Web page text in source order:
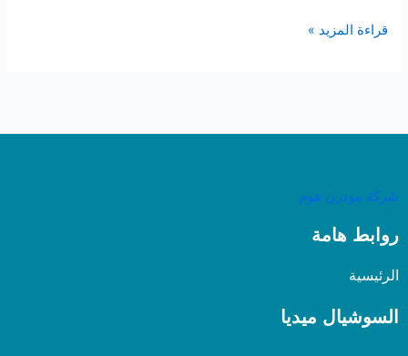
قراءة المزيد »
شركة مودرن هوم
روابط هامة
الرئيسية
السوشيال ميديا